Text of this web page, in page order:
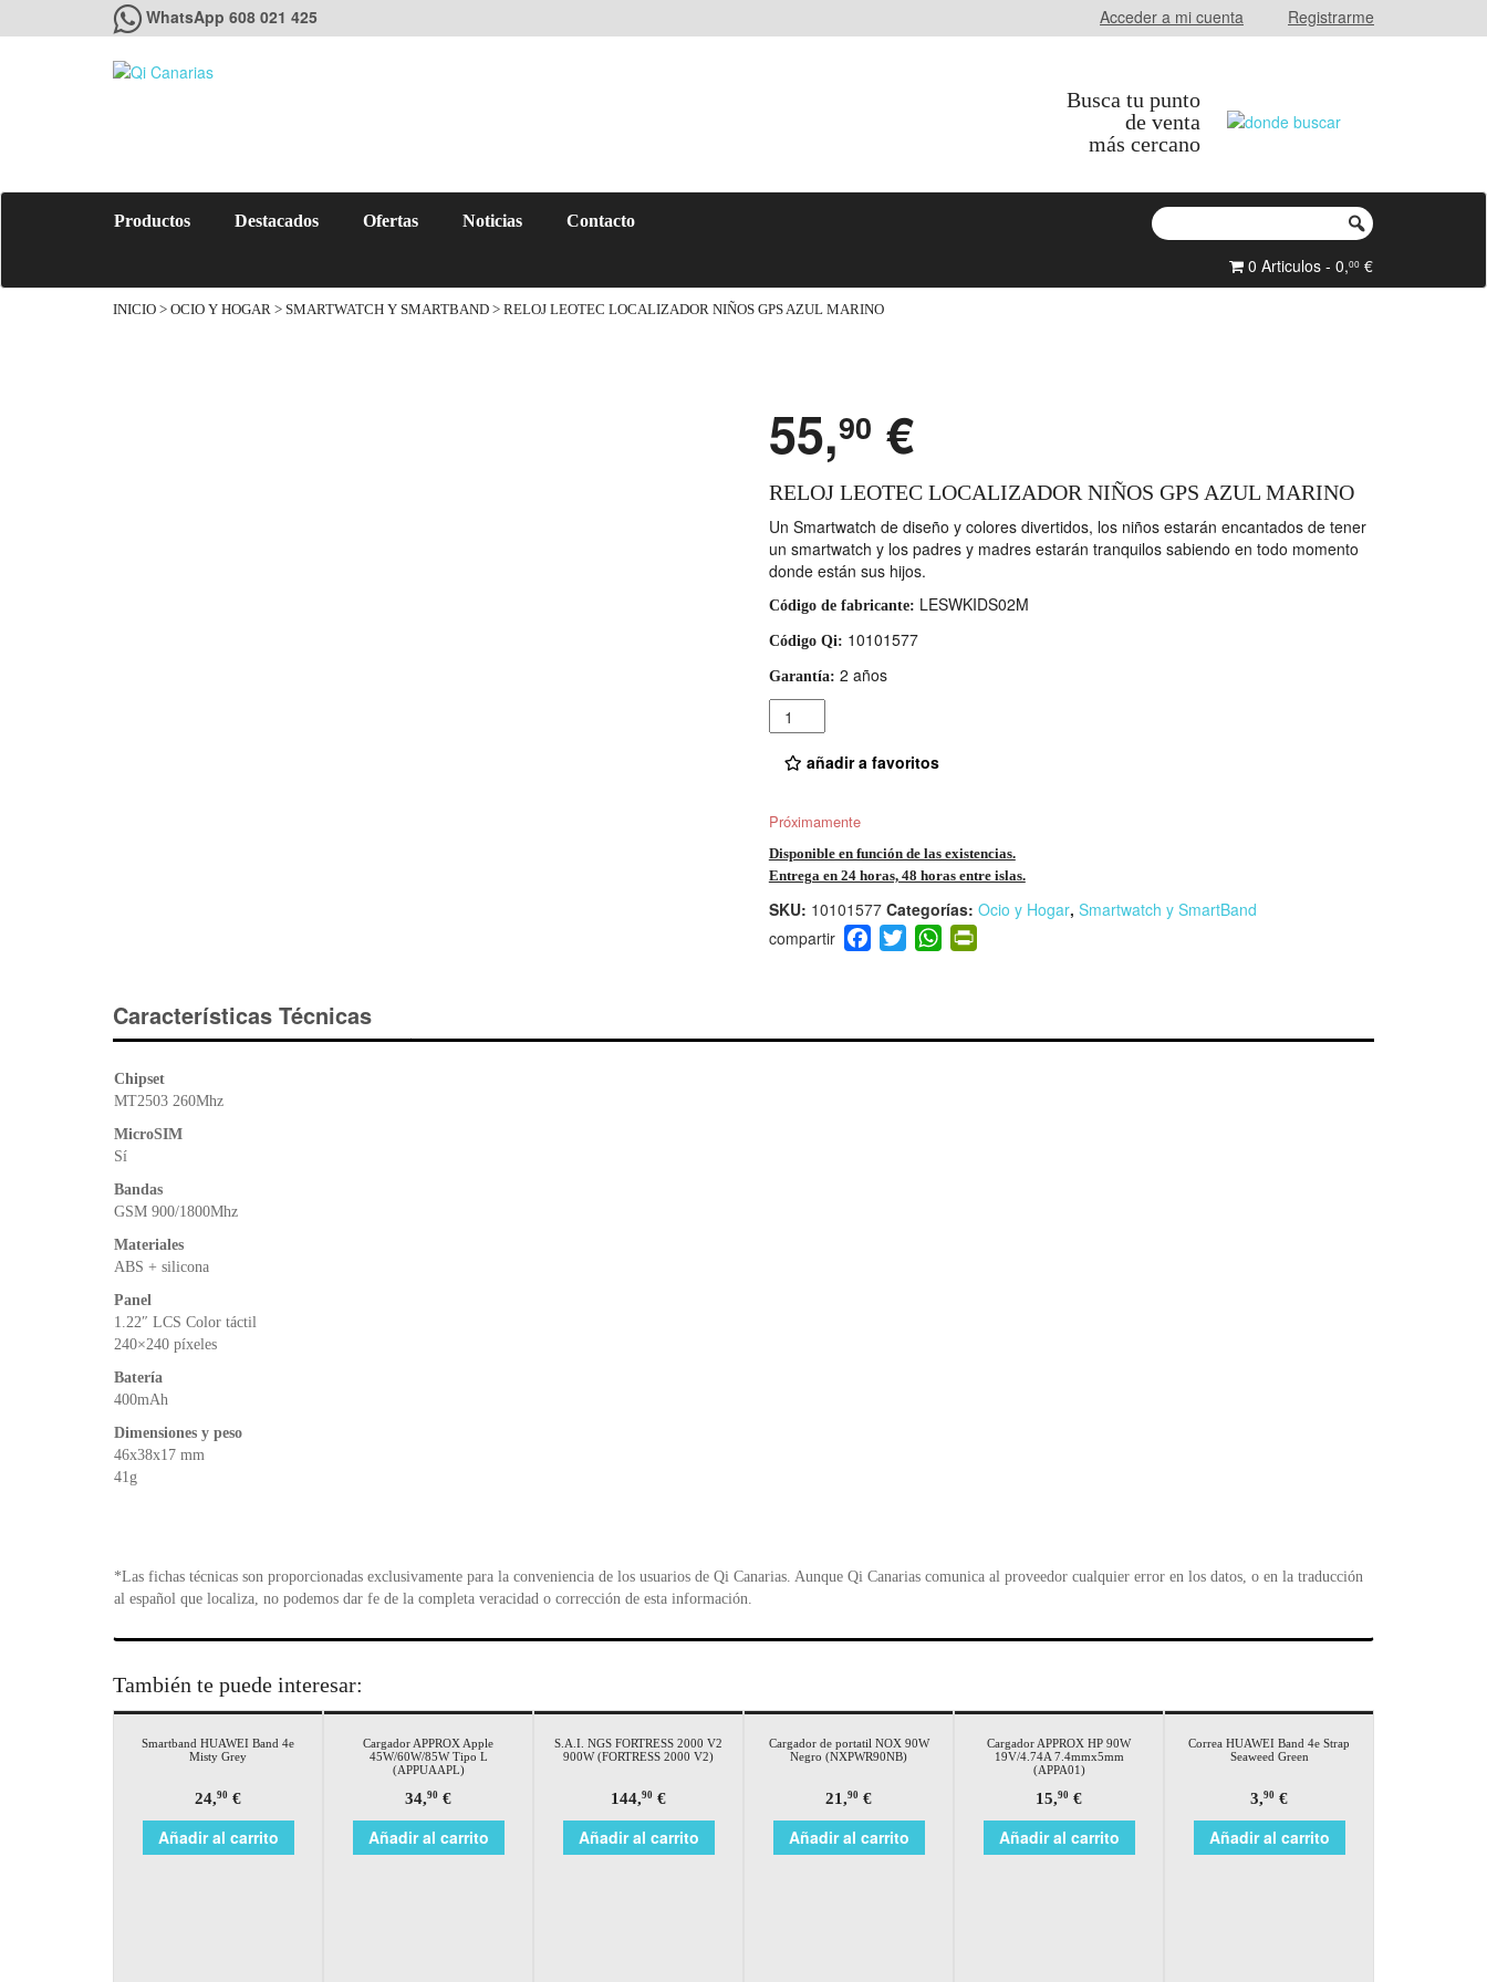
WhatsApp 608 021 425 Acceder a mi cuenta Registrarme
Busca tu punto
de venta
más cercano
Productos Destacados Ofertas Noticias Contacto
0 Articulos - 0,00 €
INICIO > OCIO Y HOGAR > SMARTWATCH Y SMARTBAND > RELOJ LEOTEC LOCALIZADOR NIÑOS GPS AZUL MARINO
55,90 €
RELOJ LEOTEC LOCALIZADOR NIÑOS GPS AZUL MARINO
Un Smartwatch de diseño y colores divertidos, los niños estarán encantados de tener
un smartwatch y los padres y madres estarán tranquilos sabiendo en todo momento
donde están sus hijos.
Código de fabricante: LESWKIDS02M
Código Qi: 10101577
Garantía: 2 años
Cantidad
añadir a favoritos
Próximamente
Disponible en función de las existencias.
Entrega en 24 horas, 48 horas entre islas.
SKU: 10101577 Categorías: Ocio y Hogar, Smartwatch y SmartBand
F
a
b
T
wi
W
h
A
Pr
in
e
Características Técnicas
Chipset
MT2503 260Mhz
MicroSIM
Sí
Bandas
GSM 900/1800Mhz
Materiales
ABS + silicona
Panel
1.22″ LCS Color táctil
240×240 píxeles
Batería
400mAh
Dimensiones y peso
46x38x17 mm
41g
*Las fichas técnicas son proporcionadas exclusivamente para la conveniencia de los usuarios de Qi Canarias. Aunque Qi Canarias comunica al proveedor cualquier error en los datos, o en la traducción
al español que localiza, no podemos dar fe de la completa veracidad o corrección de esta información.
También te puede interesar:
Smartband HUAWEI Band 4e
Misty Grey
24,90 €
Añadir al carrito
Cargador APPROX Apple
45W/60W/85W Tipo L
(APPUAAPL)
34,90 €
Añadir al carrito
S.A.I. NGS FORTRESS 2000 V2
900W (FORTRESS 2000 V2)
144,90 €
Añadir al carrito
Cargador de portatil NOX 90W
Negro (NXPWR90NB)
21,90 €
Añadir al carrito
Cargador APPROX HP 90W
19V/4.74A 7.4mmx5mm
(APPA01)
15,90 €
Añadir al carrito
Correa HUAWEI Band 4e Strap
Seaweed Green
3,90 €
Añadir al carrito